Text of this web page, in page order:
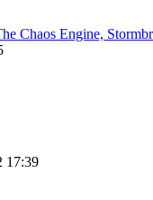
Chaos Engine,
17:39